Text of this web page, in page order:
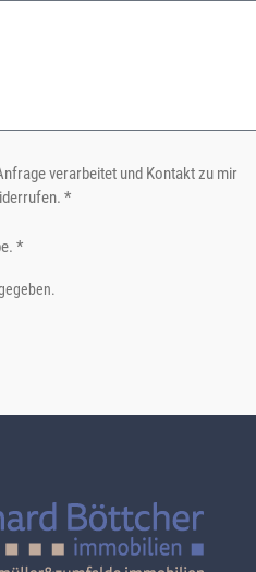
verarbeitet und Kontakt zu mir
*
*